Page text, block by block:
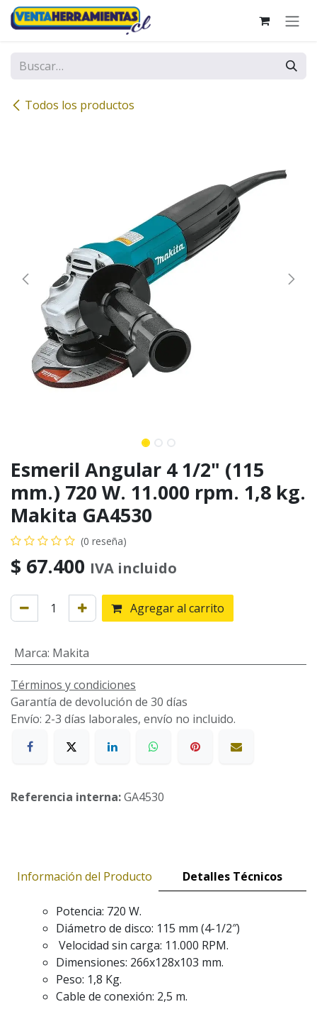
Ir al contenido
Todos los productos
Esmeril Angular 4 1/2" (115
mm.) 720 W. 11.000 rpm. 1,8 kg.
Makita GA4530
(0 reseña)
$ 67.400 IVA incluido
Agregar al carrito
Marca: Makita
Términos y condiciones
Garantía de devolución de 30 días
Envío: 2-3 días laborales, envío no incluido.
Referencia interna:GA4530
Información del Producto Detalles Técnicos
Potencia: 720 W.
Diámetro de disco: 115 mm (4-1/2″)
Velocidad sin carga: 11.000 RPM.
Dimensiones: 266x128x103 mm.
Peso: 1,8 Kg.
Cable de conexión: 2,5 m.